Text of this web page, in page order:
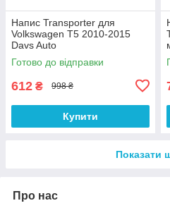
Напис Transporter для
Volkswagen T5 2010-2015
Davs Auto
Готово до відправки
612 ₴ 998 ₴
Купити
Показати
Про нас